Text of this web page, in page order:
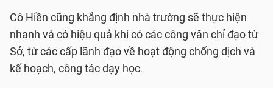
Cô Hiền cũng khẳng định nhà trường sẽ thực hiện
nhanh và có hiệu quả khi có các công văn chỉ đạo từ
Sở, từ các cấp lãnh đạo về hoạt động chống dịch và
kế hoạch, công tác dạy học.